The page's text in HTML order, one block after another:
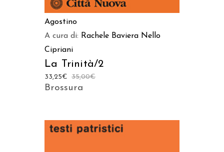
Agostino
A cura di: Rachele Baviera Nello
Cipriani
La Trinità/2
35,00€
33,25€
Brossura